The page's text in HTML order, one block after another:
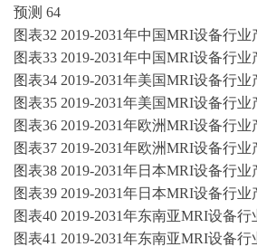
预测 64
图表32 2019-2031年中国MRI设备行
图表33 2019-2031年中国MRI设备行
图表34 2019-2031年美国MRI设备行
图表35 2019-2031年美国MRI设备行
图表36 2019-2031年欧洲MRI设备行
图表37 2019-2031年欧洲MRI设备行
图表38 2019-2031年日本MRI设备行
图表39 2019-2031年日本MRI设备行
图表40 2019-2031年东南亚MRI设备
图表41 2019-2031年东南亚MRI设备